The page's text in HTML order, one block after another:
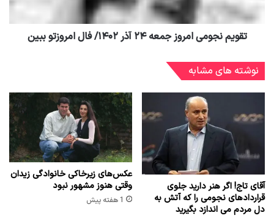
تقویم نجومی امروز جمعه ۲۴ آذر ۱۴۰۲/ فال امروزتو ببین
نوشته های مشابه
آقای تاج! اگر هنر دارید جلوی
قراردادهای نجومی را که آتش به
دل مردم می اندازد بگیرید
عکس‌های زیرخاکی خانوادگی زیدان
وقتی هنوز مشهور نبود
1 هفته پیش